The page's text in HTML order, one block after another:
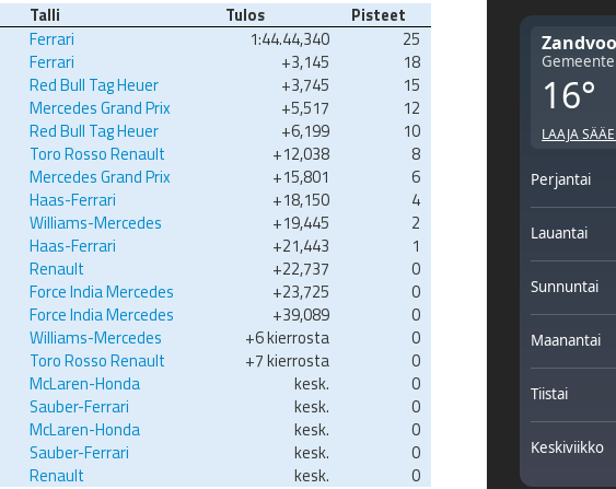
Talli Tulos
Pisteet
Ferrari 1:44.44,340
25
Ferrari +3,145
18
Red Bull Tag Heuer +3,745
15
Mercedes Grand Prix +5,517
12
Red Bull Tag Heuer +6,199
10
Toro Rosso Renault +12,038
8
Mercedes Grand Prix +15,801
6
Haas-Ferrari +18,150
4
Williams-Mercedes +19,445
2
Haas-Ferrari +21,443
1
Renault +22,737
0
Force India Mercedes +23,725
0
Force India Mercedes +39,089
0
Williams-Mercedes +6 kierrosta
0
Toro Rosso Renault +7 kierrosta
0
McLaren-Honda kesk.
0
Sauber-Ferrari kesk.
0
McLaren-Honda kesk.
0
Sauber-Ferrari kesk.
0
Renault kesk. 0